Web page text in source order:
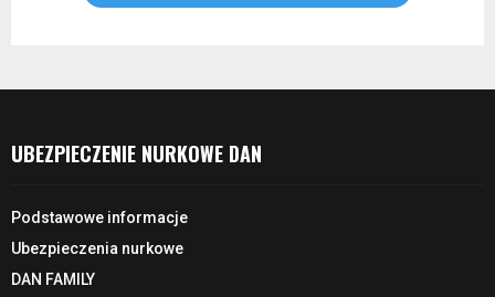
UBEZPIECZENIE NURKOWE DAN
Podstawowe informacje
Ubezpieczenia nurkowe
DAN FAMILY